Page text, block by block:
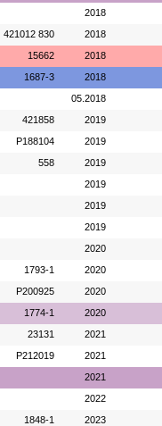
2018
421012 830 2018
15662 2018
1687-3 2018
05.2018
421858 2019
P188104 2019
558 2019
2019
2019
2019
2020
1793-1 2020
P200925 2020
1774-1 2020
23131 2021
P212019 2021
2021
2022
1848-1 2023